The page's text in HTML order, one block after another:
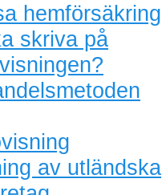
hemförsäkring
skriva på
av utländska